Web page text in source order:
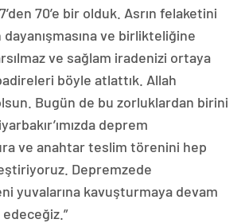
70’e bir olduk. Asrın felaketini
ve birlikteliğine
ve sağlam iradenizi ortaya
böyle atlattık. Allah
Bugün de bu zorluklardan birini
deprem
ve anahtar teslim törenini hep
Depremzede
yuvalarına kavuşturmaya devam